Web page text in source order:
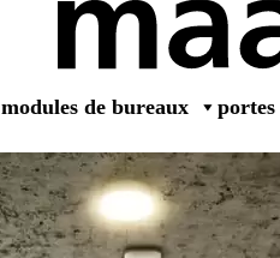
modules de bureaux portes